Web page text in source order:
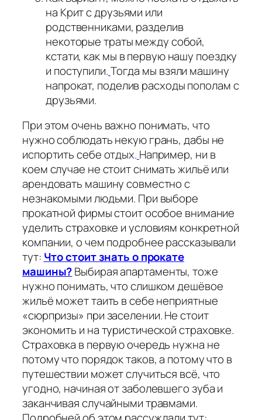
на Крит с друзьями или
родственниками, разделив
некоторые траты между собой,
кстати, как мы в первую нашу поездку
и поступили.Тогда мы взяли машину
напрокат, поделив расходы пополам с
друзьями.
При этом очень важно понимать, что
нужно соблюдать некую грань, дабы не
испортить себе отдых. Например, ни в
коем случае не стоит снимать жильё или
арендовать машину совместно с
незнакомыми людьми. При выборе
прокатной фирмы стоит особое внимание
уделить страховке и условиям конкретной
компании, о чем подробнее рассказывали
тут: Что стоит знать о прокате
машины?Выбирая апартаменты, тоже
нужно понимать, что слишком дешёвое
жильё может таить в себе неприятные
«сюрпризы» при заселении. Не стоит
экономить и на туристической страховке.
Страховка в первую очередь нужна не
потому что порядок таков, а потому что в
путешествии может случиться всё, что
угодно, начиная от заболевшего зуба и
заканчивая случайными травмами.